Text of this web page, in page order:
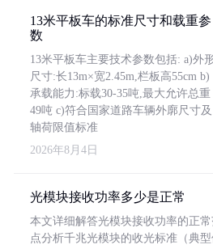
13米平板车的标准尺寸和载重参
数
13米平板车主要技术参数包括: a)外
尺寸:长13m×宽2.45m,栏板高55cm b)
承载能力:标载30-35吨,最大允许总重
49吨 c)符合国家道路车辆外廓尺寸及
轴荷限值标准
2026年8月4日
光模块接收功率多少是正常
本文详细解答光模块接收功率的正
点分析千兆光模块的收光标准（典